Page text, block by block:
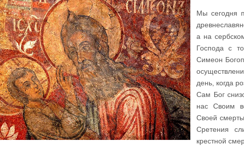
Мы сегодня
а на
Господа с
Симеон
день, когда
Сам Бог
нас Своим
Своей
Сретения
крестной